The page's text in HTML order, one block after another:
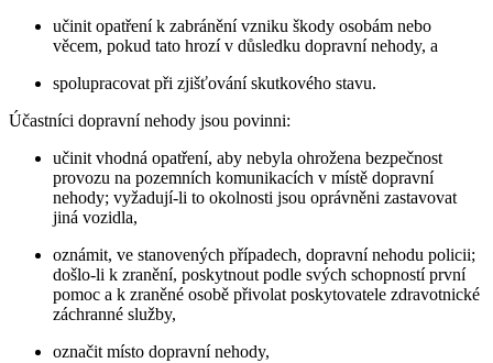
učinit opatření k zabránění vzniku škody osobám nebo
věcem, pokud tato hrozí v důsledku dopravní nehody, a
spolupracovat při zjišťování skutkového stavu.
Účastníci dopravní nehody jsou povinni:
učinit vhodná opatření, aby nebyla ohrožena bezpečnost
provozu na pozemních komunikacích v místě dopravní
nehody; vyžadují-li to okolnosti jsou oprávněni zastavovat
jiná vozidla,
oznámit, ve stanovených případech, dopravní nehodu policii;
došlo-li k zranění, poskytnout podle svých schopností první
pomoc a k zraněné osobě přivolat poskytovatele zdravotnické
záchranné služby,
označit místo dopravní nehody,